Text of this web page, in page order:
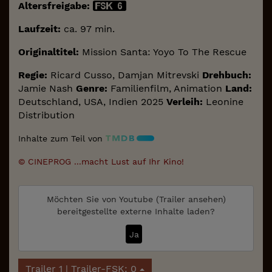
Altersfreigabe:
Laufzeit: ca. 97 min.
Originaltitel: Mission Santa: Yoyo To The Rescue
Regie: Ricard Cusso, Damjan Mitrevski Drehbuch:
Jamie Nash Genre: Familienfilm, Animation Land:
Deutschland, USA, Indien 2025 Verleih: Leonine
Distribution
Inhalte zum Teil von
© CINEPROG ...macht Lust auf Ihr Kino!
Möchten Sie von Youtube (Trailer ansehen)
bereitgestellte externe Inhalte laden?
Ja
Trailer 1 | Trailer-FSK: 0